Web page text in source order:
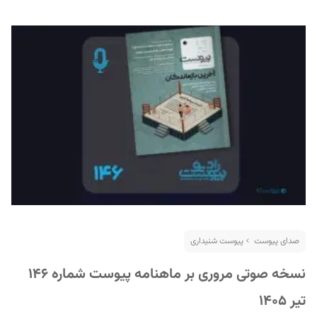
صدای پیوست پیوست شنیداری
نسخه صوتی مروری بر ماهنامه پیوست شماره ۱۴۶
تیر ۱۴۰۵